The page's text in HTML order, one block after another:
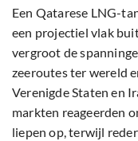
Een Qatarese LNG-
een projectiel vlak
vergroot de
zeeroutes ter wereld
Verenigde Staten en
markten reageerden
liepen op, terwijl